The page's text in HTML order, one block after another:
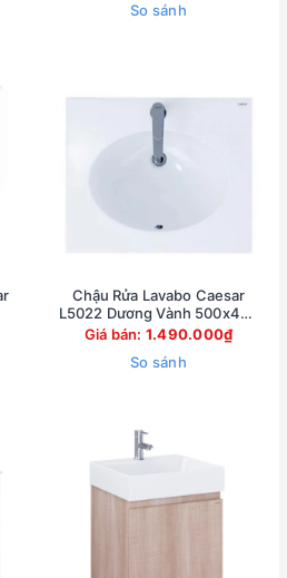
So sánh
Chậu Rửa Lavabo Caesar
L5022 Dương Vành 500x420
mm
Giá bán: 1.490.000₫
So sánh